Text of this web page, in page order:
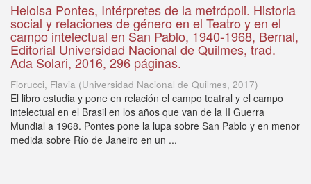
Heloisa Pontes, Intérpretes de la metrópoli. Historia
social y relaciones de género en el Teatro y en el
campo intelectual en San Pablo, 1940-1968, Bernal,
Editorial Universidad Nacional de Quilmes, trad.
Ada Solari, 2016, 296 páginas.
Fiorucci, Flavia (Universidad Nacional de Quilmes, 2017)
El libro estudia y pone en relación el campo teatral y el campo
intelectual en el Brasil en los años que van de la II Guerra
Mundial a 1968. Pontes pone la lupa sobre San Pablo y en menor
medida sobre Río de Janeiro en un ...